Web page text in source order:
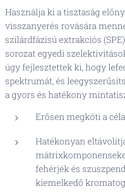
Használja ki a tisztaság
visszanyerés rovására
szilárdfázisú extrakciós
sorozat egyedi
úgy fejlesztettek ki, hogy
spektrumát, és
a gyors és hatékony
Erősen megköti a
Hatékonyan
fehérjék és
kiemelkedő